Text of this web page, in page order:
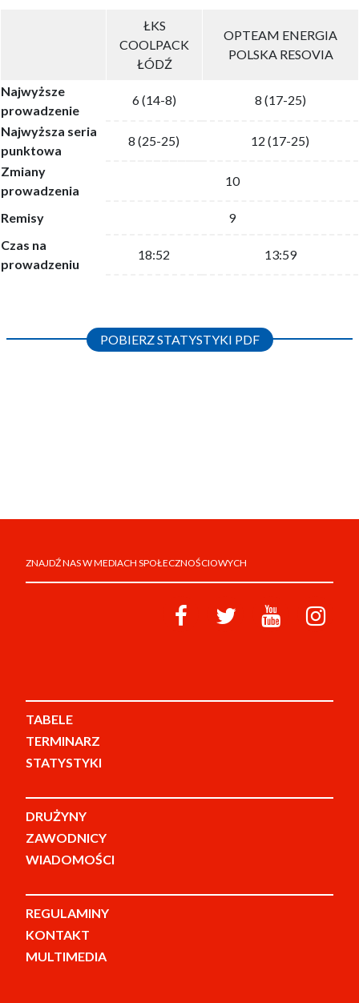
ŁKS
COOLPACK
ŁÓDŹ
OPTEAM ENERGIA
POLSKA RESOVIA
Najwyższe
prowadzenie
6 (14-8) 8 (17-25)
Najwyższa seria
punktowa
8 (25-25)
12 (17-25)
Zmiany
prowadzenia
10
Remisy
9
Czas na
prowadzeniu
18:52 13:59
POBIERZ STATYSTYKI PDF
ZNAJDŹ NAS W MEDIACH SPOŁECZNOŚCIOWYCH
TABELE
TERMINARZ
STATYSTYKI
DRUŻYNY
ZAWODNICY
WIADOMOŚCI
REGULAMINY
KONTAKT
MULTIMEDIA